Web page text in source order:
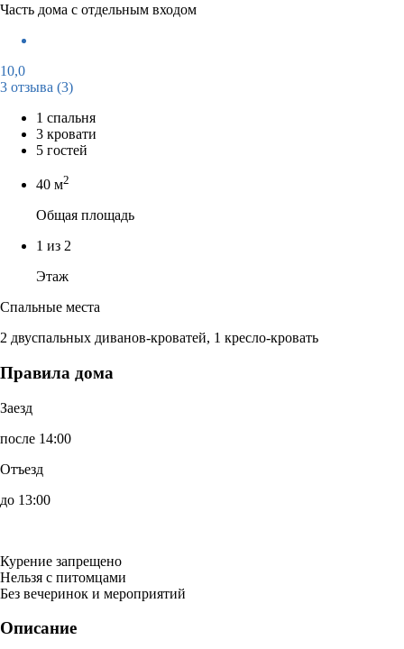
Часть дома с отдельным входом
10,0
3 отзыва (3)
1 спальня
3 кровати
5 гостей
40 м2
Общая площадь
1 из 2
Этаж
Спальные места
2 двуспальных диванов-кроватей, 1 кресло-кровать
Правила дома
Заезд
после 14:00
Отъезд
до 13:00
Курение запрещено
Нельзя с питомцами
Без вечеринок и мероприятий
Описание